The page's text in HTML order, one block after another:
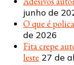
junho de
O que é
de 2026
Fita crepe
leste 27 de